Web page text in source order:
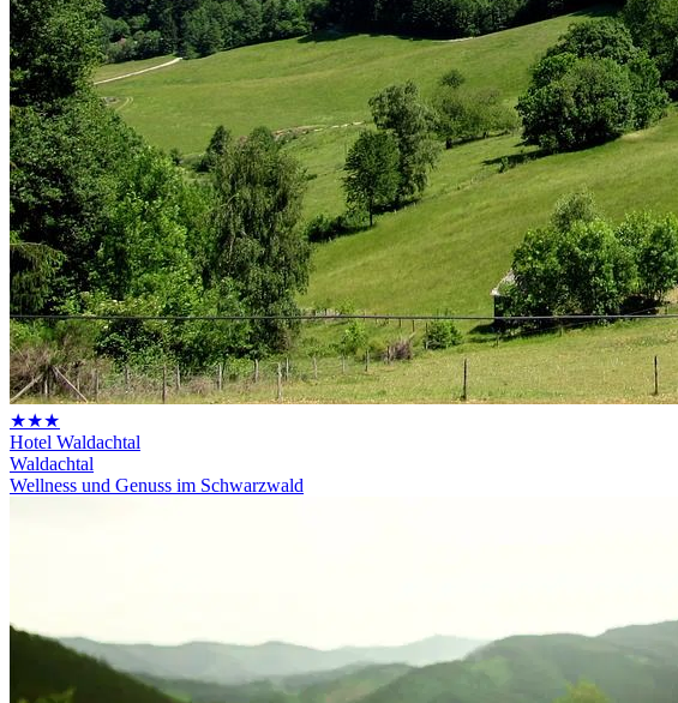
★★★
Hotel Waldachtal
Waldachtal
Wellness und Genuss im Schwarzwald